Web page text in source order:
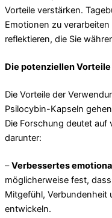
Vorteile verstärken.
Emotionen zu
reflektieren, die Sie
Die potenziellen
Die Vorteile der
Psilocybin-Kapseln
Die Forschung deutet auf
darunter:
–Verbessertes
möglicherweise fest,
Mitgefühl, Verbundenheit
entwickeln.